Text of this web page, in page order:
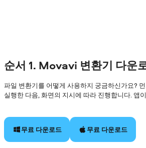
순서 1. Movavi 변환기 다운
파일 변환기를 어떻게 사용하지 궁금하신가요?
실행한 다음, 화면의 지시에 따라 진행합니다. 앱
무료 다운로드 무료 다운로드